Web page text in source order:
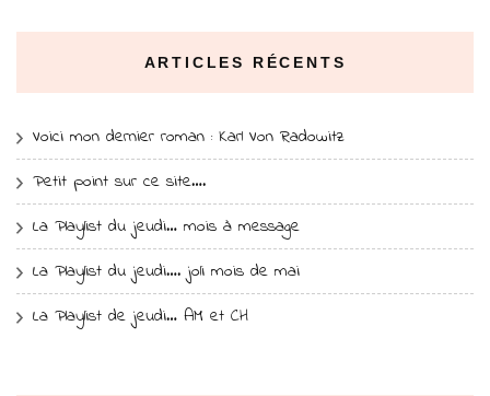
ARTICLES RÉCENTS
Voici mon dernier roman : Karl Von Radowitz
Petit point sur ce site….
La Playlist du jeudi… mois à message
La Playlist du jeudi…. joli mois de mai
La Playlist de jeudi… AM et CH